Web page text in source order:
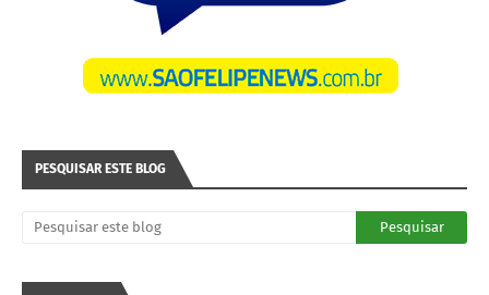
PESQUISAR ESTE BLOG